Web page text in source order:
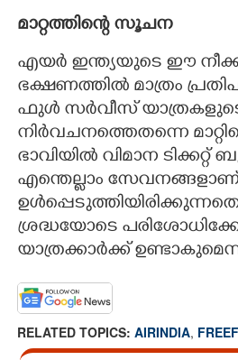
മാറ്റത്തിന്റെ സൂചന
എയർ ഇന്ത്യയുടെ ഈ
ഭക്ഷണത്തിൽ മാത്രം
ഫുൾ സർവീസ്
നിർവചനത്തെതന്നെ
ഭാവിയിൽ വിമാന
എന്തെല്ലാം സേവനങ്ങളാണ്
ശ്രദ്ധയോടെ
യാത്രക്കാർക്ക്
RELATED TOPICS: AIRINDIA,